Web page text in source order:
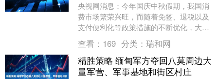
央视网消息：今年国庆中秋假期，我国消
费市场繁荣兴旺，而随着免签、退税以及
支付便利化等政策措施的不断优化，大批
外国游客来华旅游，“China Travel”在这
个....
查看： 169 分类： 瑞和网
精胜策略 缅甸军方夺回八莫周边大
量军营、军事基地和街区村庄